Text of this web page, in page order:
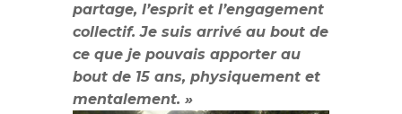
partage, l’esprit et l’engagement
collectif. Je suis arrivé au bout de
ce que je pouvais apporter au
bout de 15 ans, physiquement et
mentalement. »